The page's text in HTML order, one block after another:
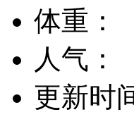
体重：
人气：
更新时